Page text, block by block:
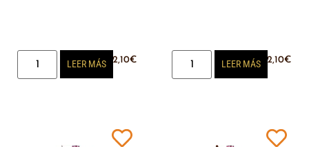
12,10€
LEER MÁS 12,10€
LEER MÁS